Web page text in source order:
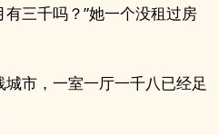
三千吗？”她一个没租过房
市，一室一厅一千八已经足